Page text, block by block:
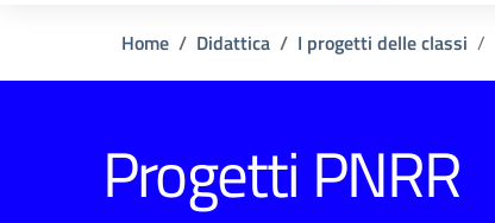
Home Didattica I progetti delle classi
Progetti PNRR